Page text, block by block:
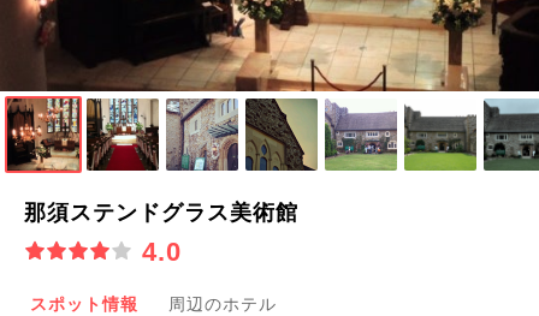
那須ステンドグラス美術館
4.0
スポット情報 周辺のホテル